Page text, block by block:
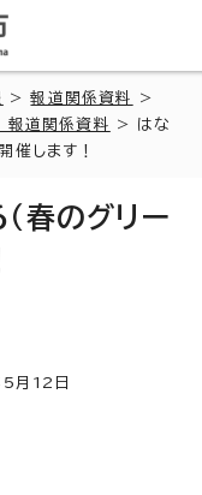
>報道関係資料
>
道関係資料
> はな
催します！
春のグリー
月 12 日